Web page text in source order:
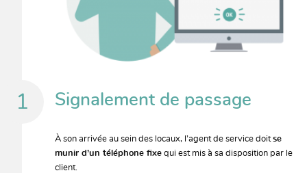
Signalement de passage
À son arrivée au sein des locaux, l’agent de service doitse
munir d’un téléphone fixe qui est mis à sa disposition par le
client.